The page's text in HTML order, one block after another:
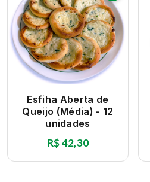
Esfiha Aberta de
Queijo (Média) - 12
unidades
R$ 42,30